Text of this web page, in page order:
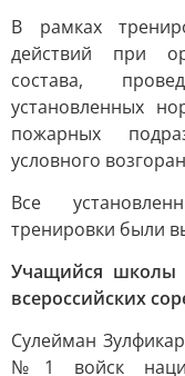
В рамках
действий при
состава,
установленных
пожарных
условного
Все
тренировки были
Учащийся школы
всероссийских
Сулейман
№1 войск